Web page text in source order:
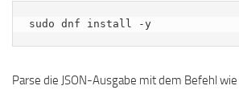
sudo dnf install -y
Parse die JSON-Ausgabe mit dem Befehl